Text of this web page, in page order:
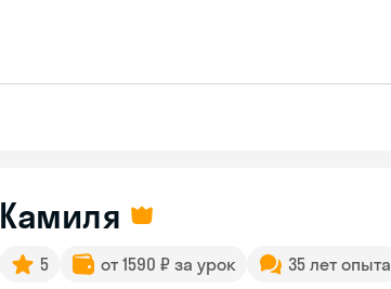
Камиля
5 от 1590 ₽ за урок 35 лет опыта